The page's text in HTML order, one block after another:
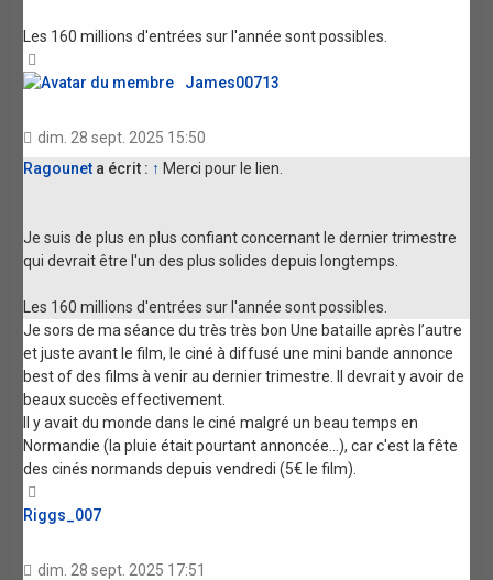
Les 160 millions d'entrées sur l'année sont possibles.
James00713
dim. 28 sept. 2025 15:50
Ragounet a écrit : ↑ Merci pour le lien.
Je suis de plus en plus confiant concernant le dernier trimestre
qui devrait être l'un des plus solides depuis longtemps.
Les 160 millions d'entrées sur l'année sont possibles.
Je sors de ma séance du très très bon Une bataille après l’autre
et juste avant le film, le ciné à diffusé une mini bande annonce
best of des films à venir au dernier trimestre. Il devrait y avoir de
beaux succès effectivement.
Il y avait du monde dans le ciné malgré un beau temps en
Normandie (la pluie était pourtant annoncée...), car c'est la fête
des cinés normands depuis vendredi (5€ le film).
Riggs_007
dim. 28 sept. 2025 17:51